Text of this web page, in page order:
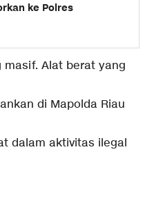
ke Polres
Alat berat yang
di Mapolda Riau
dalam aktivitas ilegal